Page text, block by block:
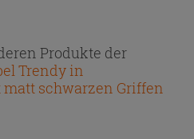
Produkte der
Trendy in
schwarzen Griffen